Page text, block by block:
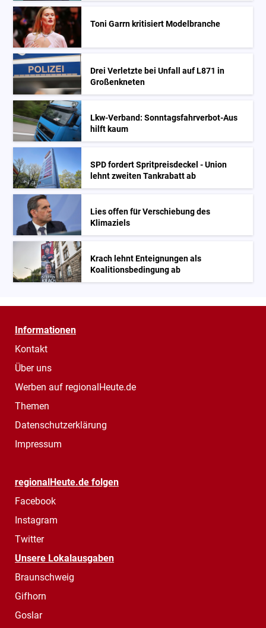
Toni Garrn kritisiert Modelbranche
Drei Verletzte bei Unfall auf L871 in
Großenkneten
Lkw-Verband: Sonntagsfahrverbot-Aus
hilft kaum
SPD fordert Spritpreisdeckel - Union
lehnt zweiten Tankrabatt ab
Lies offen für Verschiebung des
Klimaziels
Krach lehnt Enteignungen als
Koalitionsbedingung ab
Informationen
Kontakt
Über uns
Werben auf regionalHeute.de
Themen
Datenschutzerklärung
Impressum
regionalHeute.de folgen
Facebook
Instagram
Twitter
Unsere Lokalausgaben
Braunschweig
Gifhorn
Goslar